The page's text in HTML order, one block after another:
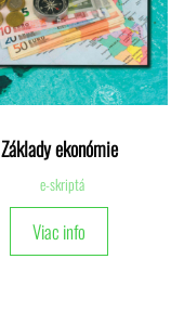
Základy ekonómie
e-skriptá
Viac info